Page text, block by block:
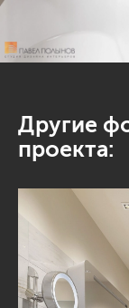
Другие
проекта: